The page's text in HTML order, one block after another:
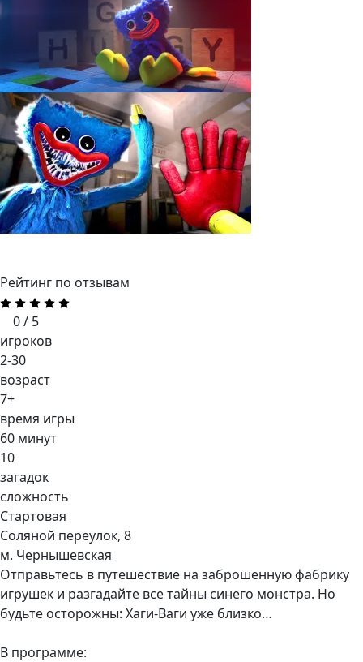
Рейтинг по отзывам
0 / 5
игроков
2-30
возраст
7+
время игры
60 минут
10
загадок
сложность
Стартовая
Соляной переулок, 8
м. Чернышевская
Отправьтесь в путешествие на заброшенную фабрику
игрушек и разгадайте все тайны синего монстра. Но
будьте осторожны: Хаги-Ваги уже близко…
В программе: